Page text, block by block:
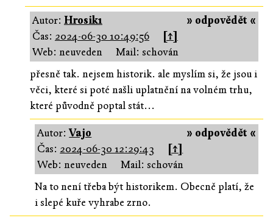
» odpovědět «
Autor: Hrosik1
Čas: 2024-06-30 10:49:56
[↑]
Web: neuveden
Mail: schován
přesně tak. nejsem historik. ale myslím si, že jsou i
věci, které si poté našli uplatnění na volném trhu,
které původně poptal stát...
» odpovědět «
Autor:Vajo
Čas: 2024-06-30 12:29:43
[↑]
Web: neuveden
Mail: schován
Na to není třeba být historikem. Obecně platí, že
i slepé kuře vyhrabe zrno.